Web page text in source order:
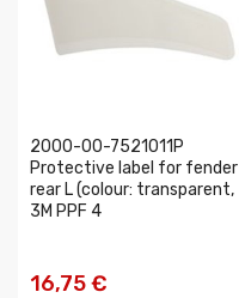
2000-00-7521011P
Protective label for fender
rear L (colour: transparent,
3M PPF 4
16,75 €